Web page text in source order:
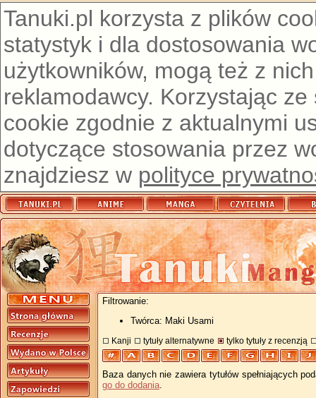
Tanuki.pl korzysta z plików
statystyk i dla dostosowania
użytkowników, mogą też z
reklamodawcy. Korzystając
cookie zgodnie z aktualnymi
dotyczące stosowania przez
znajdziesz w polityce
Filtrowanie:
Twórca: Maki Usami
Kanji tytuły alternatywne tylko tytuły z recenzją
Baza danych nie zawiera tytułów spełniających
go do dodania.